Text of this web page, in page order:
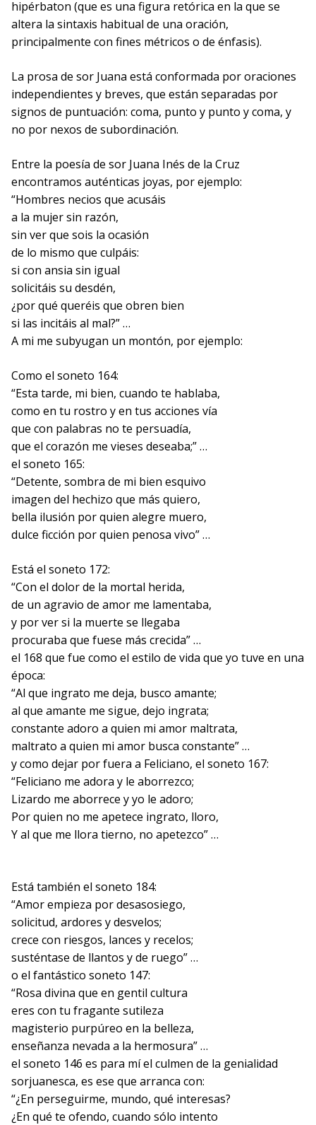
hipérbaton (que es una figura retórica en la que se
altera la sintaxis habitual de una oración,
principalmente con fines métricos o de énfasis).
La prosa de sor Juana está conformada por oraciones
independientes y breves, que están separadas por
signos de puntuación: coma, punto y punto y coma, y
no por nexos de subordinación.
Entre la poesía de sor Juana Inés de la Cruz
encontramos auténticas joyas, por ejemplo:
“Hombres necios que acusáis
a la mujer sin razón,
sin ver que sois la ocasión
de lo mismo que culpáis:
si con ansia sin igual
solicitáis su desdén,
¿por qué queréis que obren bien
si las incitáis al mal?” …
A mi me subyugan un montón, por ejemplo:
Como el soneto 164:
“Esta tarde, mi bien, cuando te hablaba,
como en tu rostro y en tus acciones vía
que con palabras no te persuadía,
que el corazón me vieses deseaba;” …
el soneto 165:
“Detente, sombra de mi bien esquivo
imagen del hechizo que más quiero,
bella ilusión por quien alegre muero,
dulce ficción por quien penosa vivo” …
Está el soneto 172:
“Con el dolor de la mortal herida,
de un agravio de amor me lamentaba,
y por ver si la muerte se llegaba
procuraba que fuese más crecida” …
el 168 que fue como el estilo de vida que yo tuve en una
época:
“Al que ingrato me deja, busco amante;
al que amante me sigue, dejo ingrata;
constante adoro a quien mi amor maltrata,
maltrato a quien mi amor busca constante” …
y como dejar por fuera a Feliciano, el soneto 167:
“Feliciano me adora y le aborrezco;
Lizardo me aborrece y yo le adoro;
Por quien no me apetece ingrato, lloro,
Y al que me llora tierno, no apetezco” …
Está también el soneto 184:
“Amor empieza por desasosiego,
solicitud, ardores y desvelos;
crece con riesgos, lances y recelos;
susténtase de llantos y de ruego” …
o el fantástico soneto 147:
“Rosa divina que en gentil cultura
eres con tu fragante sutileza
magisterio purpúreo en la belleza,
enseñanza nevada a la hermosura” …
el soneto 146 es para mí el culmen de la genialidad
sorjuanesca, es ese que arranca con:
“¿En perseguirme, mundo, qué interesas?
¿En qué te ofendo, cuando sólo intento